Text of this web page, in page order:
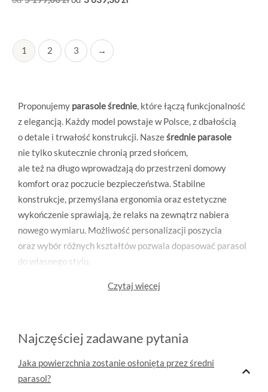
1 2 3 →
Proponujemy parasole średnie, które łączą funkcjonalność
z elegancją. Każdy model powstaje w Polsce, z dbałością
o detale i trwałość konstrukcji. Nasześrednie parasole
nie tylko skutecznie chronią przed słońcem,
ale też na długo wprowadzają do przestrzeni domowy
komfort oraz poczucie bezpieczeństwa. Stabilne
konstrukcje, przemyślana ergonomia oraz estetyczne
wykończenie sprawiają, że relaks na zewnątrz nabiera
nowego wymiaru. Możliwość personalizacji poszycia
oraz wybór różnych kształtów pozwala dopasować parasol
do własnego stylu.
Czytaj więcej
Najczęściej zadawane pytania
Jaka powierzchnia zostanie osłonięta przez średni
parasol?